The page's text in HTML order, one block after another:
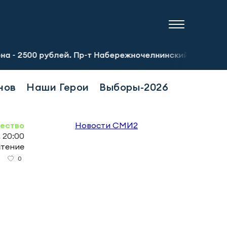
Пр-т Набережночелнинский, 13а. Тел.: 8-951-
Наши Герои Выборы-2026
20:00
0
Новости СМИ2